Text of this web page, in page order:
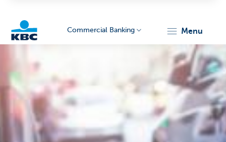
Commercial Banking menu